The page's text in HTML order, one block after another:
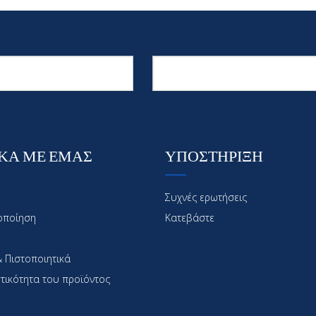
ΜΕ ΕΜΑΣ
του προϊόντος
ΥΠΟΣΤΗΡΙΞΗ
Συχνές ερωτήσεις
Κατεβάστε